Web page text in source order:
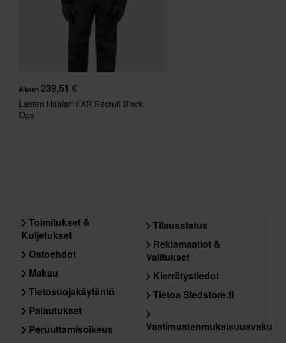
Alkaen 239,51 €
Lasten Haalari FXR Recruit Black
Ops
Toimitukset &
Kuljetukset
Ostoehdot
Maksu
Tietosuojakäytäntö
Palautukset
Peruuttamisoikeus
Tilausstatus
Reklamaatiot &
Valitukset
Kierrätystiedot
Tietoa Sledstore.fi
Vaatimustenmukaisuusvakuutus